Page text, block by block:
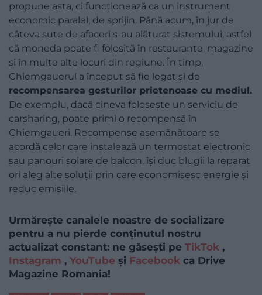
propune asta, ci funcționează ca un instrument
economic paralel, de sprijin. Până acum, în jur de
câteva sute de afaceri s-au alăturat sistemului, astfel
că moneda poate fi folosită în restaurante, magazine
și în multe alte locuri din regiune. În timp,
Chiemgauerul a început să fie legat și de
recompensarea gesturilor prietenoase cu mediul.
De exemplu, dacă cineva folosește un serviciu de
carsharing, poate primi o recompensă în
Chiemgaueri. Recompense asemănătoare se
acordă celor care instalează un termostat electronic
sau panouri solare de balcon, își duc blugii la reparat
ori aleg alte soluții prin care economisesc energie și
reduc emisiile.
Urmărește canalele noastre de socializare
pentru a nu pierde conținutul nostru
actualizat constant: ne găsești pe TikTok ,
Instagram , YouTube și Facebook ca Drive
Magazine Romania!